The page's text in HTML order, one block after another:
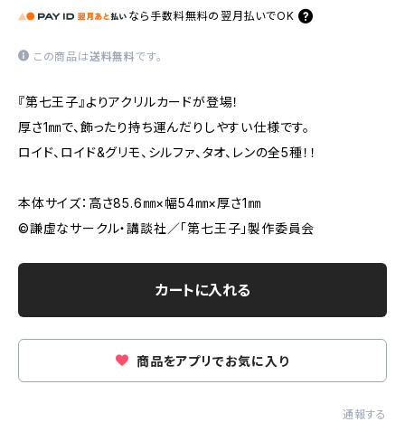
なら 手数料無料の 翌月払いでOK
この商品は送料無料です。
『第七王子』よりアクリルカードが登場！
厚さ1㎜で、飾ったり持ち運んだりしやすい仕様です。
ロイド、ロイド&グリモ、シルファ、タオ、レンの全5種！！
本体サイズ：高さ85.6㎜×幅54㎜×厚さ1㎜
©謙虚なサークル・講談社／「第七王子」製作委員会
カートに入れる
商品をアプリでお気に入り
通報する